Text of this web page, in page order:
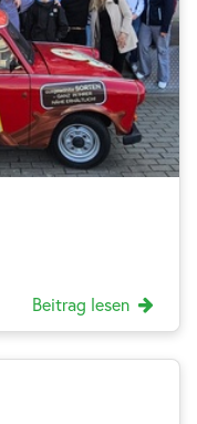
Beitrag lesen